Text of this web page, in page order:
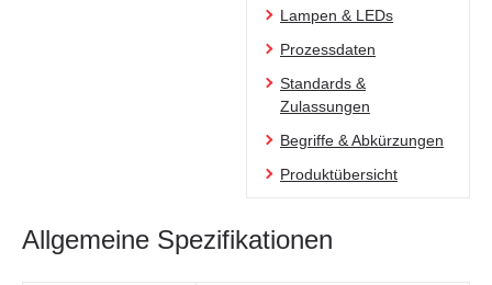
Lampen & LEDs
Prozessdaten
Standards &
Zulassungen
Begriffe & Abkürzungen
Produktübersicht
Allgemeine Spezifikationen